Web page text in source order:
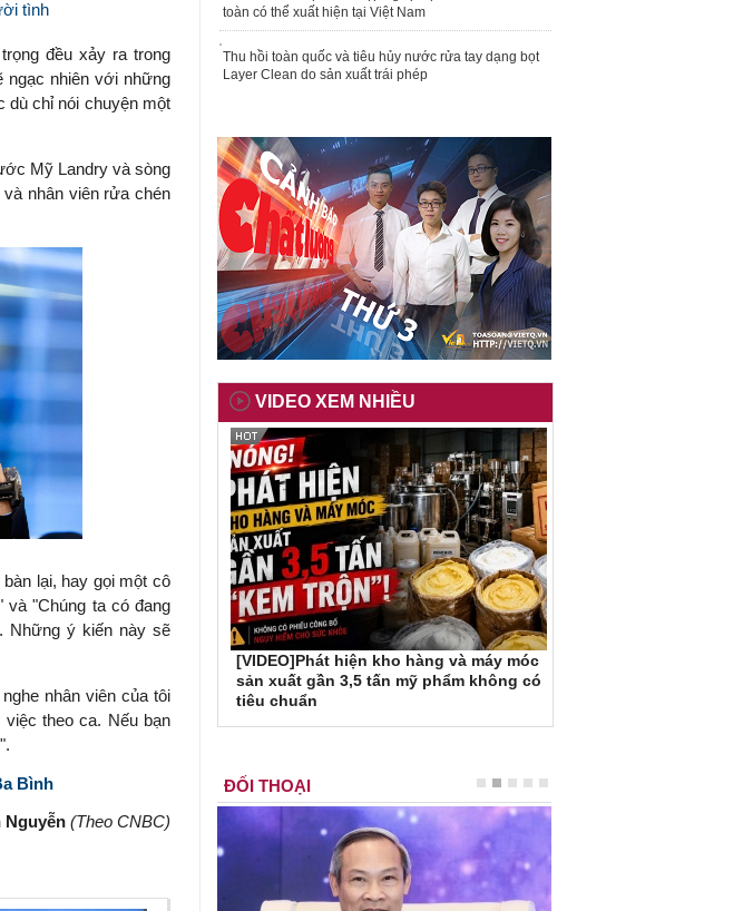
tình
đều xảy ra trong
ngạc nhiên với những
dù chỉ nói chuyện một
Mỹ Landry và sòng
nhân viên rửa chén
lại, hay gọi một cô
và "Chúng ta có đang
Những ý kiến này sẽ
nhân viên của tôi
theo ca. Nếu bạn
Bình
Nguyễn (Theo CNBC)
toàn có thể xuất hiện tại Việt Nam
Thu hồi toàn quốc và tiêu hủy nước rửa tay dạng bọt
Layer Clean do sản xuất trái phép
VIDEO XEM NHIỀU
[VIDEO]Phát hiện kho hàng và máy móc
sản xuất gần 3,5 tấn mỹ phẩm không có
tiêu chuẩn
ĐỐI THOẠI